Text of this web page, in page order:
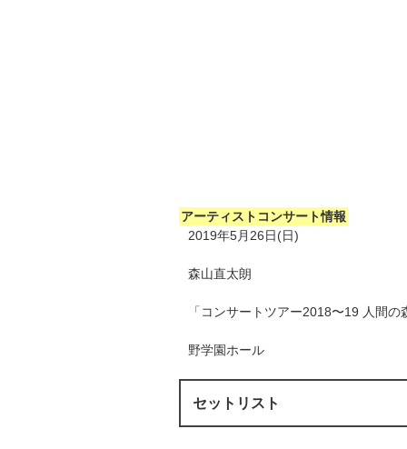
アーティストコンサート情報
2019年5月26日(日)
森山直太朗
「コンサートツアー2018〜19 人間の
野学園ホール
セットリスト